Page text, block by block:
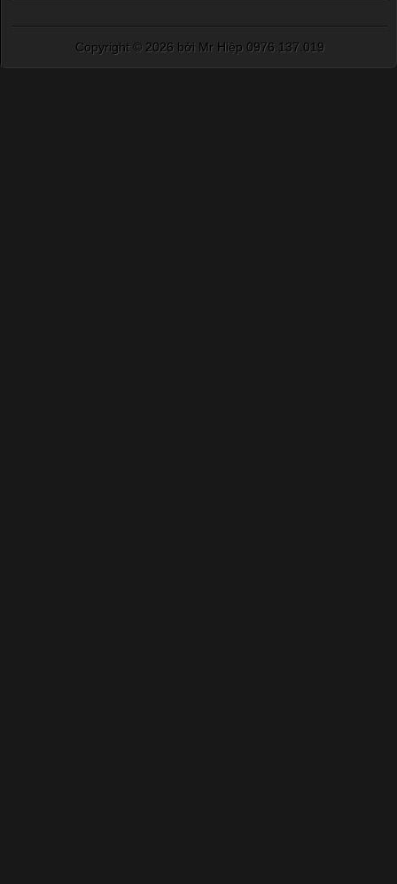
Copyright © 2026 bởi Mr Hiệp 0976.137.019